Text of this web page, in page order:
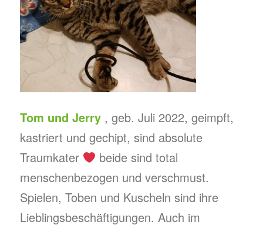
Tom und Jerry, geb. Juli 2022, geimpft,
kastriert und gechipt, sind absolute
Traumkater
beide sind total
menschenbezogen und verschmust.
Spielen, Toben und Kuscheln sind ihre
Lieblingsbeschäftigungen. Auch im